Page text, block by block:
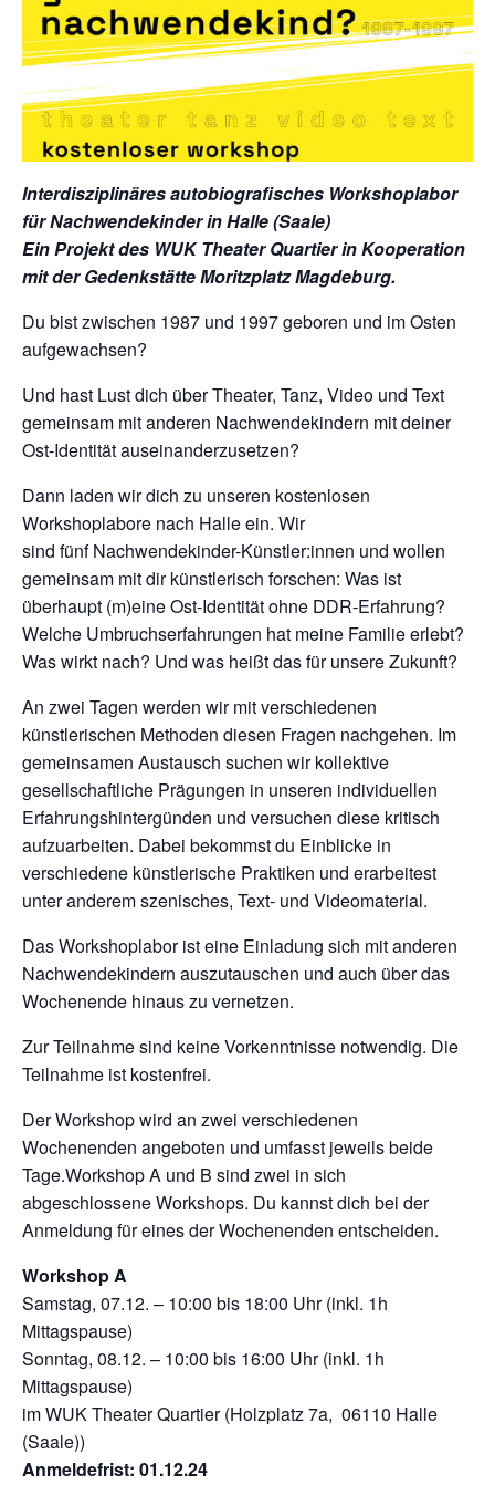
Interdisziplinäres autobiografisches Workshoplabor
für Nachwendekinder in Halle (Saale)
Ein Projekt des WUK Theater Quartier in Kooperation
mit der Gedenkstätte Moritzplatz Magdeburg.
Du bist zwischen 1987 und 1997 geboren und im Osten
aufgewachsen?
Und hast Lust dich über Theater, Tanz, Video und Text
gemeinsam mit anderen Nachwendekindern mit deiner
Ost-Identität auseinanderzusetzen?
Dann laden wir dich zu unseren kostenlosen
Workshoplabore nach Halle ein. Wir
sind fünf Nachwendekinder-Künstler:innen und wollen
gemeinsam mit dir künstlerisch forschen: Was ist
überhaupt (m)eine Ost-Identität ohne DDR-Erfahrung?
Welche Umbruchserfahrungen hat meine Familie erlebt?
Was wirkt nach? Und was heißt das für unsere Zukunft?
An zwei Tagen werden wir mit verschiedenen
künstlerischen Methoden diesen Fragen nachgehen. Im
gemeinsamen Austausch suchen wir kollektive
gesellschaftliche Prägungen in unseren individuellen
Erfahrungshintergünden und versuchen diese kritisch
aufzuarbeiten. Dabei bekommst du Einblicke in
verschiedene künstlerische Praktiken und erarbeitest
unter anderem szenisches, Text- und Videomaterial.
Das Workshoplabor ist eine Einladung sich mit anderen
Nachwendekindern auszutauschen und auch über das
Wochenende hinaus zu vernetzen.
Zur Teilnahme sind keine Vorkenntnisse notwendig. Die
Teilnahme ist kostenfrei.
Der Workshop wird an zwei verschiedenen
Wochenenden angeboten und umfasst jeweils beide
Tage.Workshop A und B sind zwei in sich
abgeschlossene Workshops. Du kannst dich bei der
Anmeldung für eines der Wochenenden entscheiden.
Workshop A
Samstag, 07.12. – 10:00 bis 18:00 Uhr (inkl. 1h
Mittagspause)
Sonntag, 08.12. – 10:00 bis 16:00 Uhr (inkl. 1h
Mittagspause)
im WUK Theater Quartier (Holzplatz 7a, 06110 Halle
(Saale))
Anmeldefrist: 01.12.24